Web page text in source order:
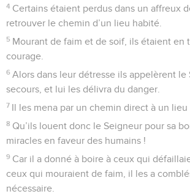
4 Certains étaient perdus dans un affreux
retrouver le chemin d’un lieu habité.
5 Mourant de faim et de soif, ils étaient en
courage.
6 Alors dans leur détresse ils appelèrent le
secours, et lui les délivra du danger.
7 Il les mena par un chemin direct à un lieu
8 Qu’ils louent donc le Seigneur pour sa
miracles en faveur des humains !
9 Car il a donné à boire à ceux qui
ceux qui mouraient de faim, il les a
nécessaire.